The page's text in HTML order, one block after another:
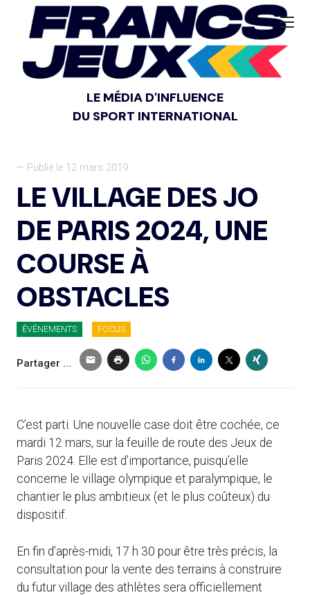
LE MÉDIA D'INFLUENCE
DU SPORT INTERNATIONAL
— Publié le 12 mars 2019
LE VILLAGE DES JO
DE PARIS 2024, UNE
COURSE À
OBSTACLES
ÉVÉNEMENTS FOCUS
Partager ...
C’est parti. Une nouvelle case doit être cochée, ce
mardi 12 mars, sur la feuille de route des Jeux de
Paris 2024. Elle est d’importance, puisqu’elle
concerne le village olympique et paralympique, le
chantier le plus ambitieux (et le plus coûteux) du
dispositif.
En fin d’après-midi, 17 h 30 pour être très précis, la
consultation pour la vente des terrains à construire
du futur village des athlètes sera officiellement